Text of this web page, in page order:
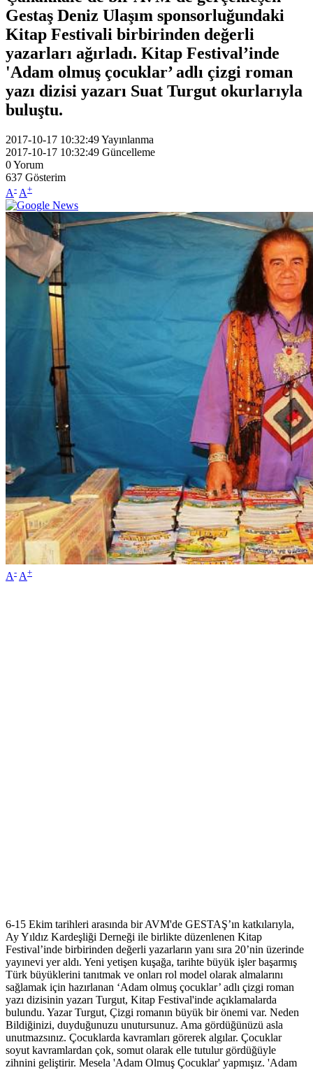
Gestaş Deniz Ulaşım sponsorluğundaki
Kitap Festivali birbirinden değerli
yazarları ağırladı. Kitap Festival’inde
'Adam olmuş çocuklar’ adlı çizgi roman
yazı dizisi yazarı Suat Turgut okurlarıyla
buluştu.
2017-10-17 10:32:49Yayınlanma
2017-10-17 10:32:49 Güncelleme
0Yorum
637 Gösterim
A- A+
A- A+
6-15 Ekim tarihleri arasında bir AVM'de GESTAŞ’ın katkılarıyla,
Ay Yıldız Kardeşliği Derneği ile birlikte düzenlenen Kitap
Festival’inde birbirinden değerli yazarların yanı sıra 20’nin üzerinde
yayınevi yer aldı. Yeni yetişen kuşağa, tarihte büyük işler başarmış
Türk büyüklerini tanıtmak ve onları rol model olarak almalarını
sağlamak için hazırlanan ‘Adam olmuş çocuklar’ adlı çizgi roman
yazı dizisinin yazarı Turgut, Kitap Festival'inde açıklamalarda
bulundu. Yazar Turgut, Çizgi romanın büyük bir önemi var. Neden
Bildiğinizi, duyduğunuzu unutursunuz. Ama gördüğünüzü asla
unutmazsınız. Çocuklarda kavramları görerek algılar. Çocuklar
soyut kavramlardan çok, somut olarak elle tutulur gördüğüyle
zihnini geliştirir. Mesela 'Adam Olmuş Çocuklar' yapmışız. 'Adam